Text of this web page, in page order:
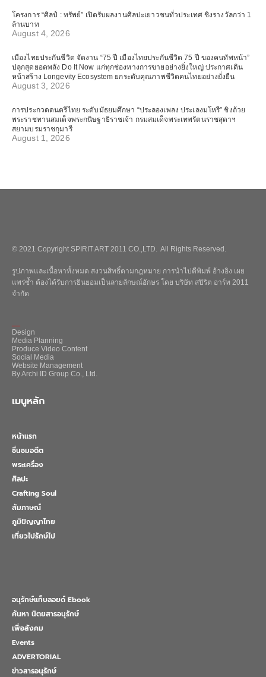
โครงการ “ศิลป์ : ทรัพย์” เปิดรับผลงานศิลปะเยาวชนทั่วประเทศ ชิงรางวัลกว่า 1
ล้านบาท
August 4, 2026
เมืองไทยประกันชีวิต จัดงาน “75 ปี เมืองไทยประกันชีวิต 75 ปี ของคนทัพหน้า”
ปลุกสุดยอดพลัง Do It Now แก่ทุกช่องทางการขายอย่างยิ่งใหญ่ ประกาศเดิน
หน้าสร้าง Longevity Ecosystem ยกระดับคุณภาพชีวิตคนไทยอย่างยั่งยืน
August 3, 2026
การประกวดดนตรีไทย ระดับมัธยมศึกษา “ประลองเพลง ประเลงมโหรี” ชิงถ้วย
พระราชทานสมเด็จพระกนิษฐาธิราชเจ้า กรมสมเด็จพระเทพรัตนราชสุดาฯ
สยามบรมราชกุมารี
August 1, 2026
© 2021 Copyright SPIRIT ART 2011 CO.,LTD. All Rights Reserved.
รูปภาพและเนื้อหาทั้งหมด สงวนสิทธิ์ตามกฎหมาย การนำไปตีพิมพ์ อ้างอิง เผย
แพร่ซ้ำ ต้องได้รับการยินยอมเป็นลายลักษณ์อักษร โดย บริษัท สปิริต อาร์ท 2011
จำกัด
Design
Media Planning
Produce Video Content
Social Media
Website Management
By Archi ID Group Co., Ltd.
เมนูหลัก
หน้าแรก
ชื่นชมอดีต
พระเครื่อง
ศิลปะ
Crafting Soul
สัมภาษณ์
ภูมิปัญญาไทย
เที่ยวไปรักษ์ไป
อนุรักษ์แท็บลอยด์ Ebook
ค้นหา นิตยสารอนุรักษ์
เพื่อสังคม
Events
ADVERTORIAL
ข่าวสารอนุรักษ์